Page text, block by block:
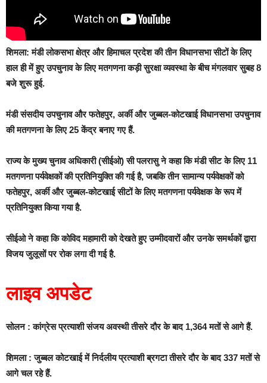
शिमला: मंडी लोकसभा क्षेत्र और हिमाचल प्रदेश की तीन विधानसभा सीटों के लिए
हाल ही में हुए उपचुनाव के लिए मतगणना कड़ी सुरक्षा व्यवस्था के बीच मंगलवार सुबह 8
बजे शुरू हुई.
मंडी संसदीय उपचुनाव और फतेहपुर, अर्की और जुब्बल-कोटखाई विधानसभा उपचुनाव
की मतगणना के लिए 25 केंद्र बनाए गए हैं.
राज्य के मुख्य चुनाव अधिकारी (सीईओ) सी पलरासु ने कहा कि मंडी सीट के लिए 11
मतगणना पर्यवेक्षकों की प्रतिनियुक्ति की गई है, जबकि तीन सामान्य पर्यवेक्षकों को
फतेहपुर, अर्की और जुब्बल-कोटखाई सीटों के लिए मतगणना पर्यवेक्षक के रूप में
प्रतिनियुक्त किया गया है.
सीईओ ने कहा कि कोविद महामारी को देखते हुए उम्मीदवारों और उनके समर्थकों द्वारा
विजय जुलूसों पर रोक लगा दी गई है.
लाइव अपडेट
सोलन : कांग्रेस प्रत्याशी संजय अवस्थी तीसरे दौर के बाद 1,364 मतों से आगे हैं.
शिमला : जुब्बल कोटखाई में निर्दलीय प्रत्याशी ब्रगटा तीसरे दौर के बाद 337 मतों से
आगे चल रहे हैं.